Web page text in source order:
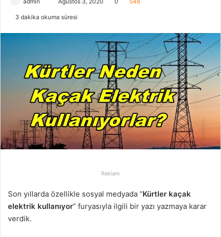
o
t
a
g
ö
n
e
3 dakika okuma süresi
Reklam
Son yıllarda özellikle sosyal medyada “Kürtler kaçak
elektrik kullanıyor” furyasıyla ilgili bir yazı yazmaya karar
verdik.